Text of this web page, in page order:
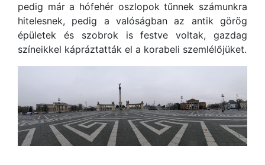
pedig már a hófehér oszlopok tűnnek számunkra
hitelesnek, pedig a valóságban az antik görög
épületek és szobrok is festve voltak, gazdag
színeikkel kápráztatták el a korabeli szemlélőjüket.